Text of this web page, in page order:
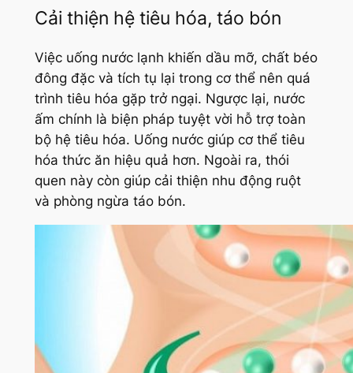
Cải thiện hệ tiêu hóa, táo bón
Việc uống nước lạnh khiến dầu mỡ, chất béo
đông đặc và tích tụ lại trong cơ thể nên quá
trình tiêu hóa gặp trở ngại. Ngược lại, nước
ấm chính là biện pháp tuyệt vời hỗ trợ toàn
bộ hệ tiêu hóa. Uống nước giúp cơ thể tiêu
hóa thức ăn hiệu quả hơn. Ngoài ra, thói
quen này còn giúp cải thiện nhu động ruột
và phòng ngừa táo bón.